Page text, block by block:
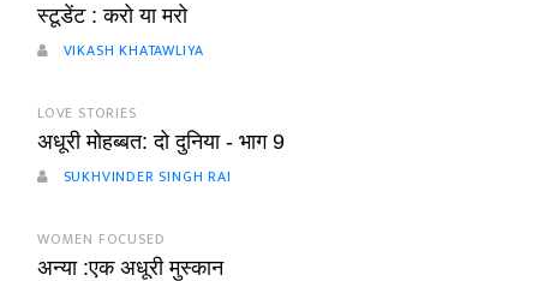
स्टूडेंट : करो या मरो
VIKASH KHATAWLIYA
LOVE STORIES
अधूरी मोहब्बत: दो दुनिया - भाग 9
SUKHVINDER SINGH RAI
WOMEN FOCUSED
अन्या :एक अधूरी मुस्कान